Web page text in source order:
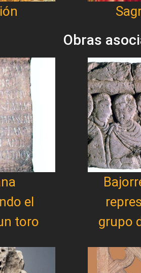
Obras
el
toro
grupo